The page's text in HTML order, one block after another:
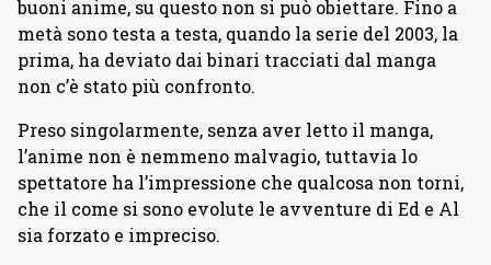
buoni anime, su questo non si può obiettare. Fino a
metà sono testa a testa, quando la serie del 2003, la
prima, ha deviato dai binari tracciati dal manga
non c’è stato più confronto.
Preso singolarmente, senza aver letto il manga,
l’anime non è nemmeno malvagio, tuttavia lo
spettatore ha l’impressione che qualcosa non torni,
che il come si sono evolute le avventure di Ed e Al
sia forzato e impreciso.